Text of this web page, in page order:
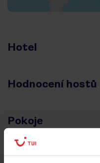
Hotel
Hodnocení hostů
Pokoje
Stravování